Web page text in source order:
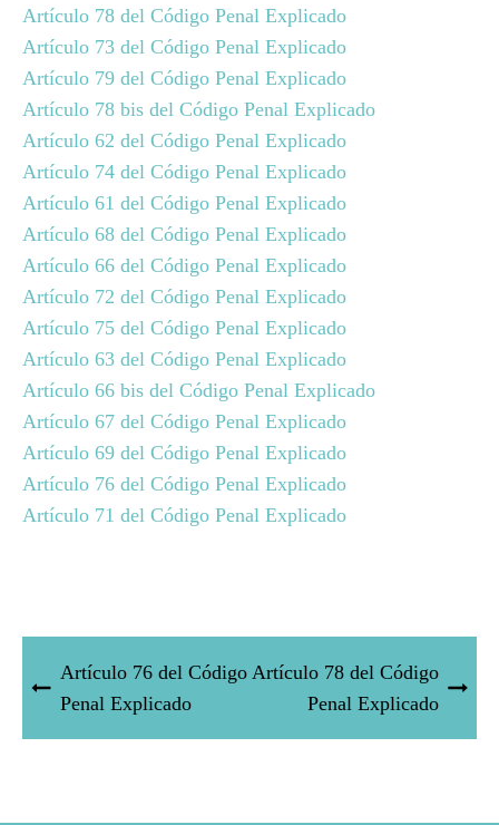
Artículo 78 del Código Penal Explicado
Artículo 73 del Código Penal Explicado
Artículo 79 del Código Penal Explicado
Artículo 78 bis del Código Penal Explicado
Artículo 62 del Código Penal Explicado
Artículo 74 del Código Penal Explicado
Artículo 61 del Código Penal Explicado
Artículo 68 del Código Penal Explicado
Artículo 66 del Código Penal Explicado
Artículo 72 del Código Penal Explicado
Artículo 75 del Código Penal Explicado
Artículo 63 del Código Penal Explicado
Artículo 66 bis del Código Penal Explicado
Artículo 67 del Código Penal Explicado
Artículo 69 del Código Penal Explicado
Artículo 76 del Código Penal Explicado
Artículo 71 del Código Penal Explicado
Artículo 76 del Código
Penal Explicado
Artículo 78 del Código
Penal Explicado